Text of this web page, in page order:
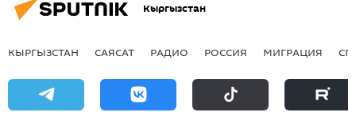
Кыргызстан
КЫРГЫЗСТАН САЯСАТ РАДИО РОССИЯ МИГРАЦИЯ